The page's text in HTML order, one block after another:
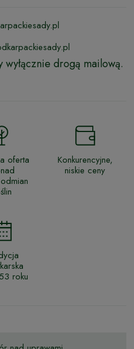
drogą mailową.
oferta
Konkurencyjne,
niskie ceny
roku